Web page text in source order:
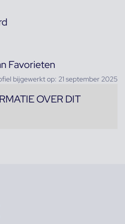
Favorieten
bijgewerkt op: 21 september 2025
OVER DIT